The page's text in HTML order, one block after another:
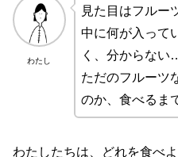
わたし
見た目はフルー
中に何が入って
く、分からない
ただのフルーツ
のか、食べるま
わたしたちは、どれを食べ